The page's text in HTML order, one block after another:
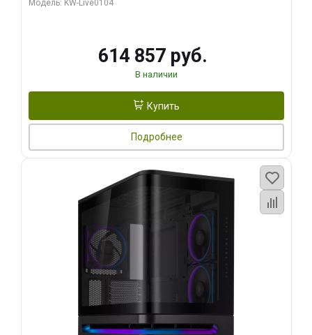
Модель: KW-Live0104
614 857 руб.
В наличии
Купить
Подробнее